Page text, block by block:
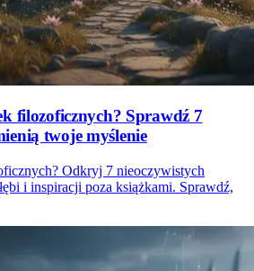
filozoficznych? Sprawdź 7
twoje myślenie
Odkryj 7 nieoczywistych
i inspiracji poza książkami. Sprawdź,